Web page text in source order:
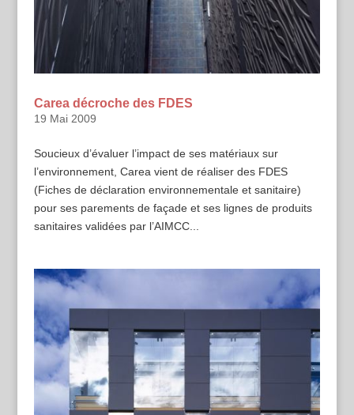
Carea décroche des FDES
19 Mai 2009
Soucieux d’évaluer l’impact de ses matériaux sur
l’environnement, Carea vient de réaliser des FDES
(Fiches de déclaration environnementale et sanitaire)
pour ses parements de façade et ses lignes de produits
sanitaires validées par l’AIMCC...